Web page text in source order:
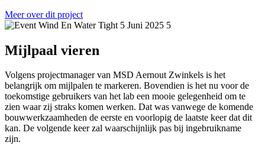
Meer over dit project
Mijlpaal vieren
Volgens projectmanager van MSD Aernout Zwinkels is het
belangrijk om mijlpalen te markeren. Bovendien is het nu voor de
toekomstige gebruikers van het lab een mooie gelegenheid om te
zien waar zij straks komen werken. Dat was vanwege de komende
bouwwerkzaamheden de eerste en voorlopig de laatste keer dat dit
kan. De volgende keer zal waarschijnlijk pas bij ingebruikname
zijn.